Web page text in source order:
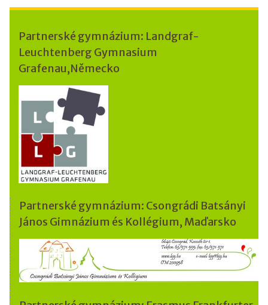
Partnerské gymnázium: Landgraf-
Leuchtenberg Gymnasium
Grafenau,Německo
Partnerské gymnázium: Csongrádi Batsányi
János Gimnázium és Kollégium, Maďarsko